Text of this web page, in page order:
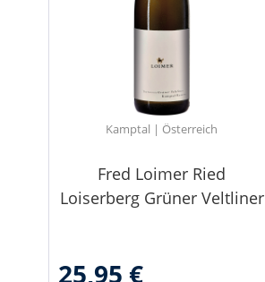
Kamptal | Österreich
Fred Loimer Ried
Loiserberg Grüner Veltliner
25,95 €